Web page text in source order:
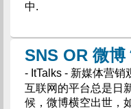
中.
SNS OR 微博
- ItTalks - 新媒体营销
互联网的平台总是日
候，微博横空出世，